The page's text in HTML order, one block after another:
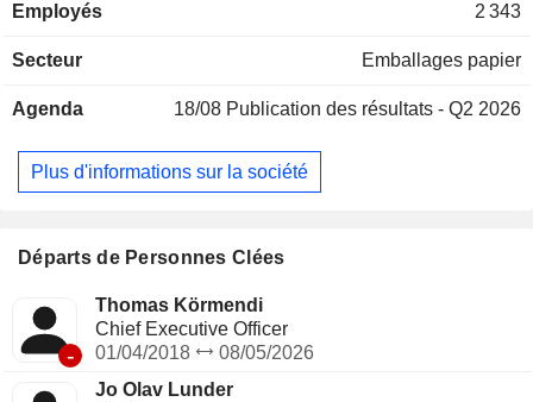
minimiser le gaspillage alimentaire. Les activités de la
Produits laitiers et Jus de fruits. Elopak AS est la société
: Elopak B.V., Elopak GmbH, Elopak SpA, Elopak Denmark
Systems AG, entre autres. L'entreprise est présente dans
plus de 42 pays.
Employés 2 343
Secteur Emballages papier
Agenda 18/08 Publication des résultats - Q2 2026
Plus d'informations sur la société
Départs de Personnes Clées
-
Thomas Körmendi
Chief Executive Officer
01/04/2018
08/05/2026
Jo Olav Lunder